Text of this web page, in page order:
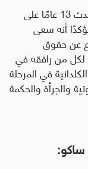
واستعرض البطريرك ساكو مسيرته التي امتدت 13 عامًا على
أنه سعى
عن حقوق
لكل من رافقه في
في المرحلة
والجرأة والحكمة
ساكو: